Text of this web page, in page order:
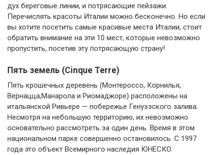
дух береговые линии, и потрясающие пейзажи.
Перечислять красоты Италии можно бесконечно. Но если
вы хотите посетить самые красивые места Италии, стоит
обратить внимание на эти 10 мест, которые невозможно
пропустить, посетив эту потрясающую страну!
Пять земель (Cinque Terre)
Пять крошечных деревень (Монтероссо, Корнилья,
Вернацца,Манарола и Риомаджоре) расположены на
итальянской Ривьере — побережье Генуэзского залива.
Несмотря на небольшую территорию, их невозможно
основательно рассмотреть за один день. Время в этом
национальном парке совершенно остановилось. С 1997
года это объект Всемирного наследия ЮНЕСКО.